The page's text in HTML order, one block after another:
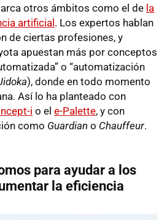
otros ámbitos como el de la
artificial. Los expertos hablan
de ciertas profesiones, y
apuestan más por conceptos
o “automatización
), donde en todo momento
Así lo ha planteado con
i o el e-Palette, y con
como Guardian o Chauffeur.
para ayudar a los
la eficiencia